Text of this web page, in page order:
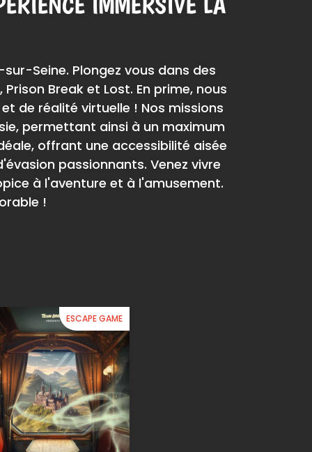
Seine. Plongez vous dans des
Break et Lost. En prime, nous
de réalité virtuelle ! Nos missions
permettant ainsi à un maximum
offrant une accessibilité aisée
passionnants. Venez vivre
à l'aventure et à l'amusement.
!
ESCAPE GAME